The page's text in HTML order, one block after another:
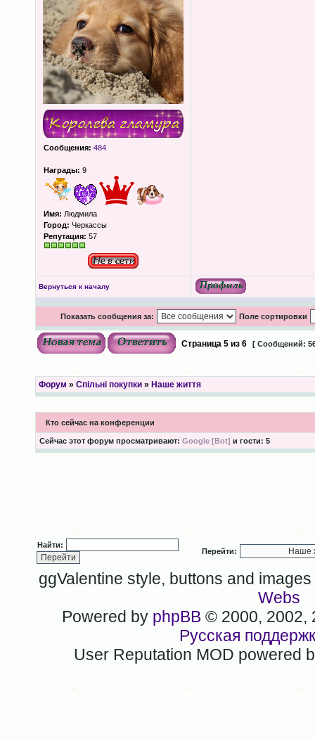
Сообщения: 484
Награды: 9
Имя: Людмила
Город: Черкассы
Репутация: 57
Вернуться к началу
Показать сообщения за: Поле сортировки
Страница 5из 6 [ Сообщений:
Форум » Спільні покупки» Наше життя
Кто сейчас на конференции
Сейчас этот форум просматривают: Google [Bot] и гости: 5
Найти:
Перейти:
ggValentine style, buttons and
Webs
Powered by phpBB © 2000, 2002,
Русская
User Reputation MOD powered